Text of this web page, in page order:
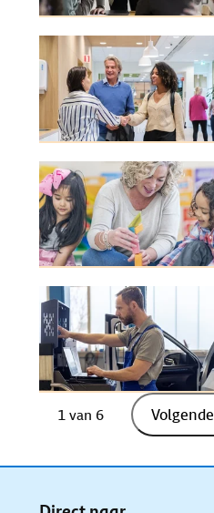
1 van 6 Volgende